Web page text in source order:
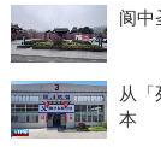
阆中
从「
本